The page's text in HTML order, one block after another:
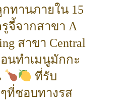
ทานภายใน 15
จี้จากสาขา A
สาขา Central
นทำเมนูมักกะ
ที่รับ
ที่ชอบทางรส